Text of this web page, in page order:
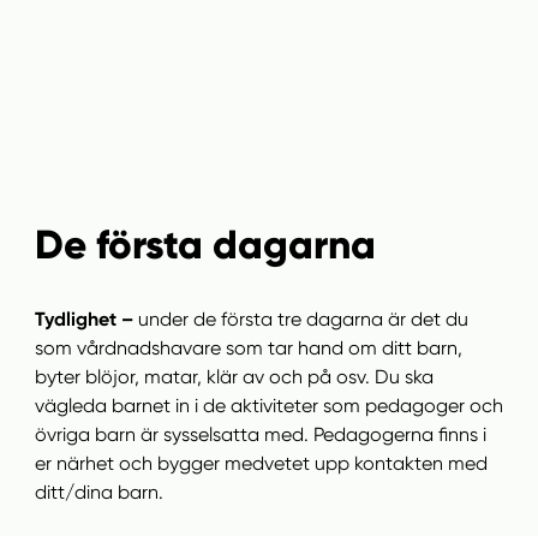
De första dagarna
Tydlighet – under de första tre dagarna är det du
som vårdnadshavare som tar hand om ditt barn,
byter blöjor, matar, klär av och på osv. Du ska
vägleda barnet in i de aktiviteter som pedagoger och
övriga barn är sysselsatta med. Pedagogerna finns i
er närhet och bygger medvetet upp kontakten med
ditt/dina barn.